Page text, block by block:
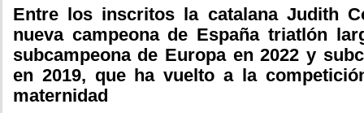
Entre los inscritos la catalana Judith
nueva campeona de España triatlón
subcampeona de Europa en 2022 y
en 2019, que ha vuelto a la
maternidad